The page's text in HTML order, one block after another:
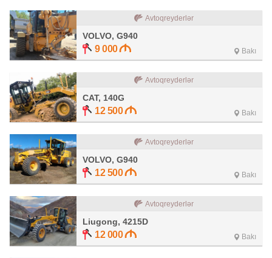
Avtoqreyderlər
VOLVO, G940
9 000 Bakı
Avtoqreyderlər
CAT, 140G
12 500 Bakı
Avtoqreyderlər
VOLVO, G940
12 500 Bakı
Avtoqreyderlər
Liugong, 4215D
12 000 Bakı